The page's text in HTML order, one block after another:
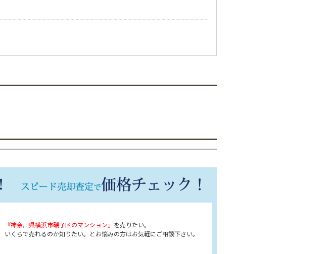
『神奈川県横浜市磯子区のマンション』 を売りたい。
いくらで売れるのか知りたい。とお悩みの方はお気軽にご相談下さい。